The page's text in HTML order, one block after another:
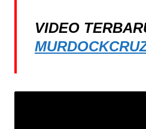
VIDEO